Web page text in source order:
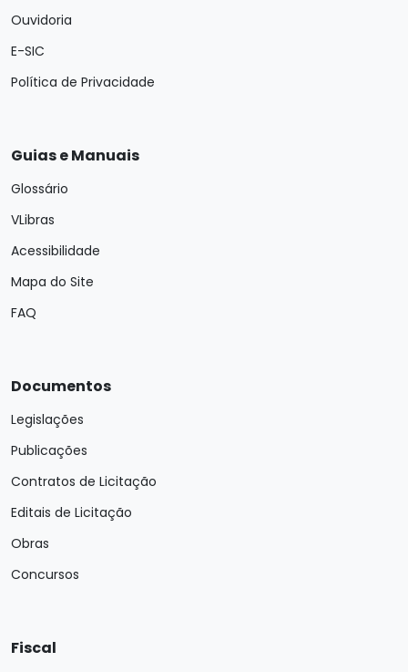
Ouvidoria
E-SIC
Política de Privacidade
Guias e Manuais
Glossário
VLibras
Acessibilidade
Mapa do Site
FAQ
Documentos
Legislações
Publicações
Contratos de Licitação
Editais de Licitação
Obras
Concursos
Fiscal